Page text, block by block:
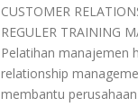
CUSTOMER
REGULER TRAINING
Pelatihan manajemen
relationship
membantu